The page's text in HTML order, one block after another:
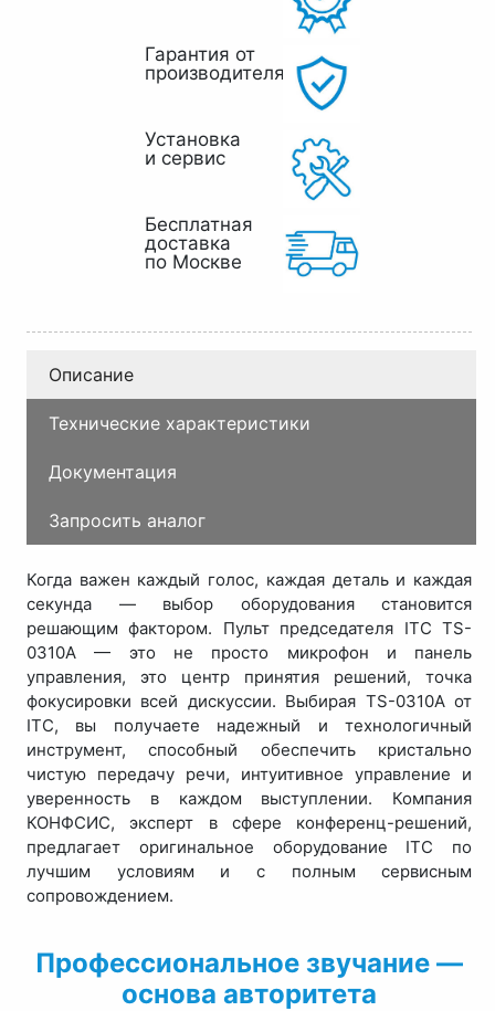
Гарантия от
производителя
Установка
и сервис
Бесплатная
доставка
по Москве
Описание
Технические характеристики
Документация
Запросить аналог
Когда важен каждый голос, каждая деталь и каждая
секунда — выбор оборудования становится
решающим фактором. Пульт председателя ITC TS-
0310A — это не просто микрофон и панель
управления, это центр принятия решений, точка
фокусировки всей дискуссии. Выбирая TS-0310A от
ITC, вы получаете надежный и технологичный
инструмент, способный обеспечить кристально
чистую передачу речи, интуитивное управление и
уверенность в каждом выступлении. Компания
КОНФСИС, эксперт в сфере конференц-решений,
предлагает оригинальное оборудование ITC по
лучшим условиям и с полным сервисным
сопровождением.
Профессиональное звучание —
основа авторитета